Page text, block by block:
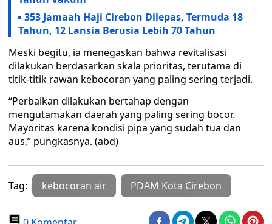
353 Jamaah Haji Cirebon Dilepas, Termuda 18
Tahun, 12 Lansia Berusia Lebih 70 Tahun
Meski begitu, ia menegaskan bahwa revitalisasi
dilakukan berdasarkan skala prioritas, terutama di
titik-titik rawan kebocoran yang paling sering terjadi.
“Perbaikan dilakukan bertahap dengan
mengutamakan daerah yang paling sering bocor.
Mayoritas karena kondisi pipa yang sudah tua dan
aus,” pungkasnya. (abd)
Tag: kebocoran air PDAM Kota Cirebon